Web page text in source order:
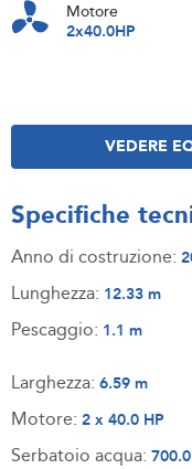
Motore
2x40.0HP
VEDERE
Specifiche
Anno di costruzione:
Lunghezza: 12.33 m
Pescaggio: 1.1 m
Larghezza: 6.59 m
Motore: 2 x 40.0 HP
Serbatoio acqua: